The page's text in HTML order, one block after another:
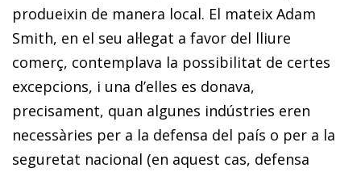
produeixin de manera local. El mateix Adam
Smith, en el seu al·legat a favor del lliure
comerç, contemplava la possibilitat de certes
excepcions, i una d’elles es donava,
precisament, quan algunes indústries eren
necessàries per a la defensa del país o per a la
seguretat nacional (en aquest cas, defensa